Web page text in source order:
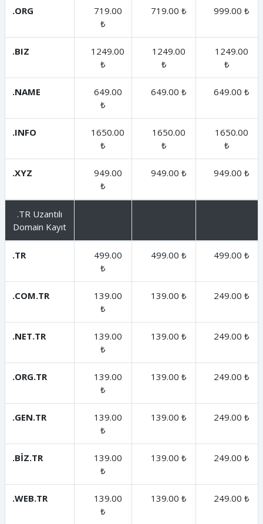
.ORG
719.00
₺
719.00 ₺ 999.00 ₺
.BIZ
1249.00
₺
1249.00
₺
1249.00
₺
.NAME
649.00
₺
649.00 ₺ 649.00 ₺
.INFO
1650.00
₺
1650.00
₺
1650.00
₺
.XYZ
949.00
₺
949.00 ₺ 949.00 ₺
.TR Uzantılı
Domain Kayıt
.TR
499.00
₺
499.00 ₺ 499.00 ₺
.COM.TR
139.00
₺
139.00 ₺ 249.00 ₺
.NET.TR
139.00
₺
139.00 ₺ 249.00 ₺
.ORG.TR
139.00
₺
139.00 ₺ 249.00 ₺
.GEN.TR
139.00
₺
139.00 ₺ 249.00 ₺
.BİZ.TR
139.00
₺
139.00 ₺ 249.00 ₺
.WEB.TR
139.00
₺
139.00 ₺ 249.00 ₺